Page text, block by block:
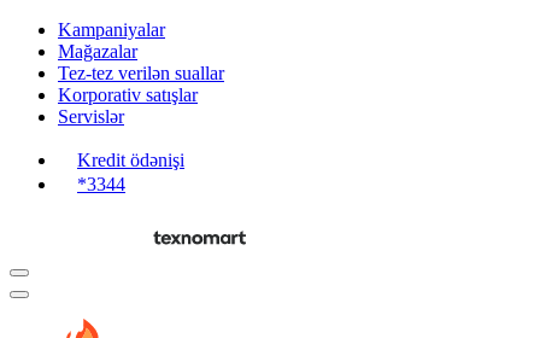
Kampaniyalar
Mağazalar
Tez-tez verilən suallar
Korporativ satışlar
Servislər
Kredit ödənişi
*3344